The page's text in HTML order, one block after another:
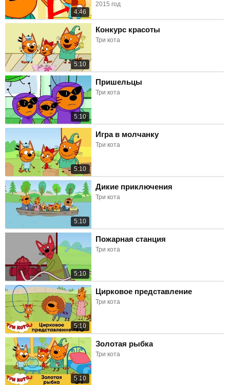
4:46
2015 год
5:10
Конкурс красоты
Три кота
5:10
Пришельцы
Три кота
5:10
Игра в молчанку
Три кота
5:10
Дикие приключения
Три кота
5:10
Пожарная станция
Три кота
5:10
Цирковое представление
Три кота
5:10
Золотая рыбка
Три кота